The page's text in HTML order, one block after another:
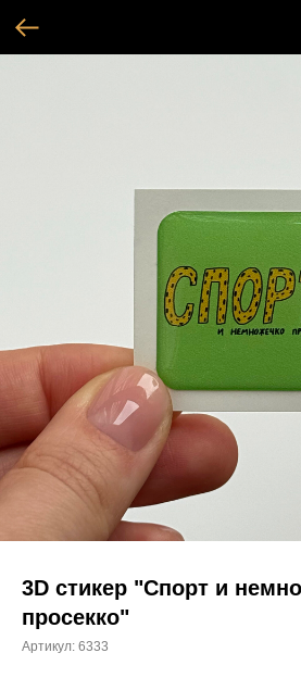
3D стикер "Спорт и
просекко"
Артикул: 6333